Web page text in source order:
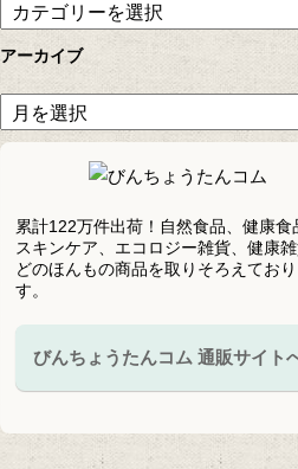
アーカイブ
累計122万件出荷！自然食品、健康食
スキンケア、エコロジー雑貨、健康
どのほんもの商品を取りそろえており
す。
びんちょうたんコム 通販サイト